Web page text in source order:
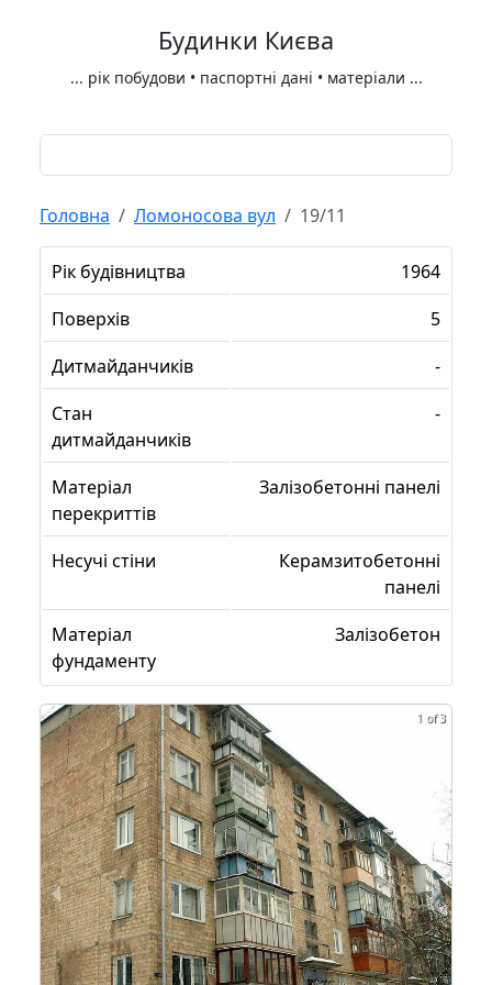
Будинки Києва
... рік побудови • паспортні дані • матеріали ...
Головна Ломоносова вул 19/11
Рік будівництва
1964
Поверхів
5
Дитмайданчиків
-
Стан
дитмайданчиків
-
Матеріал
перекриттів
Залізобетонні панелі
Несучі стіни
Керамзитобетонні
панелі
Матеріал
фундаменту
Залізобетон
1 of 3